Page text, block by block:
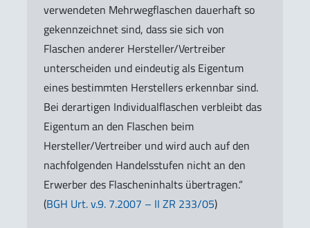
verwendeten Mehrwegflaschen dauerhaft so
gekennzeichnet sind, dass sie sich von
Flaschen anderer Hersteller/Vertreiber
unterscheiden und eindeutig als Eigentum
eines bestimmten Herstellers erkennbar sind.
Bei derartigen Individualflaschen verbleibt das
Eigentum an den Flaschen beim
Hersteller/Vertreiber und wird auch auf den
nachfolgenden Handelsstufen nicht an den
Erwerber des Flascheninhalts übertragen.“
(BGH Urt. v.9. 7.2007 – II ZR 233/05)